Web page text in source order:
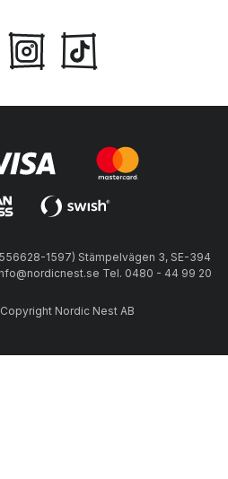
1597) Stämpelvägen 3, SE-394
Tel. 0480 - 44 99 20
Nordic Nest AB